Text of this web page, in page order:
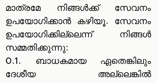
മാത്രമേ നിങ്ങൾക്ക് സേവനം
ഉപയോഗിക്കാൻ കഴിയൂ. സേവനം
ഉപയോഗിക്കില്ലെന്ന് നിങ്ങൾ
സമ്മതിക്കുന്നു:
0.1. ബാധകമായ ഏതെങ്കിലും
ദേശീയ അല്ലെങ്കിൽ